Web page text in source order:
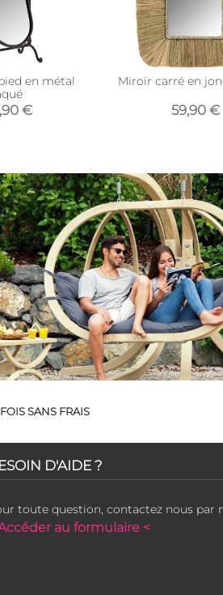
en métal
€
Miroir carré en
59,90 €
SANS FRAIS
D'AIDE ?
toute question, contactez nous par
au formulaire <